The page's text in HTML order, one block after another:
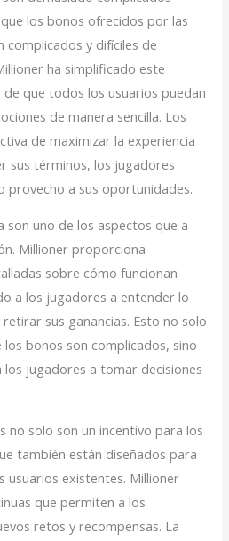
los bonos ofrecidos por las
y difíciles de
ha simplificado este
que todos los usuarios puedan
de manera sencilla. Los
de maximizar la experiencia
sus términos, los jugadores
provecho a sus oportunidades.
son uno de los aspectos que a
Millioner proporciona
sobre cómo funcionan
a los jugadores a entender lo
sus ganancias. Esto no solo
bonos son complicados, sino
jugadores a tomar decisiones
no solo son un incentivo para los
también están diseñados para
usuarios existentes. Millioner
que permiten a los
retos y recompensas. La